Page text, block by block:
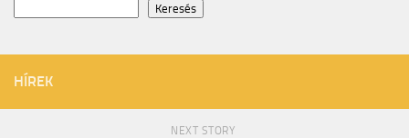
Keresés
HÍREK
NEXT STORY